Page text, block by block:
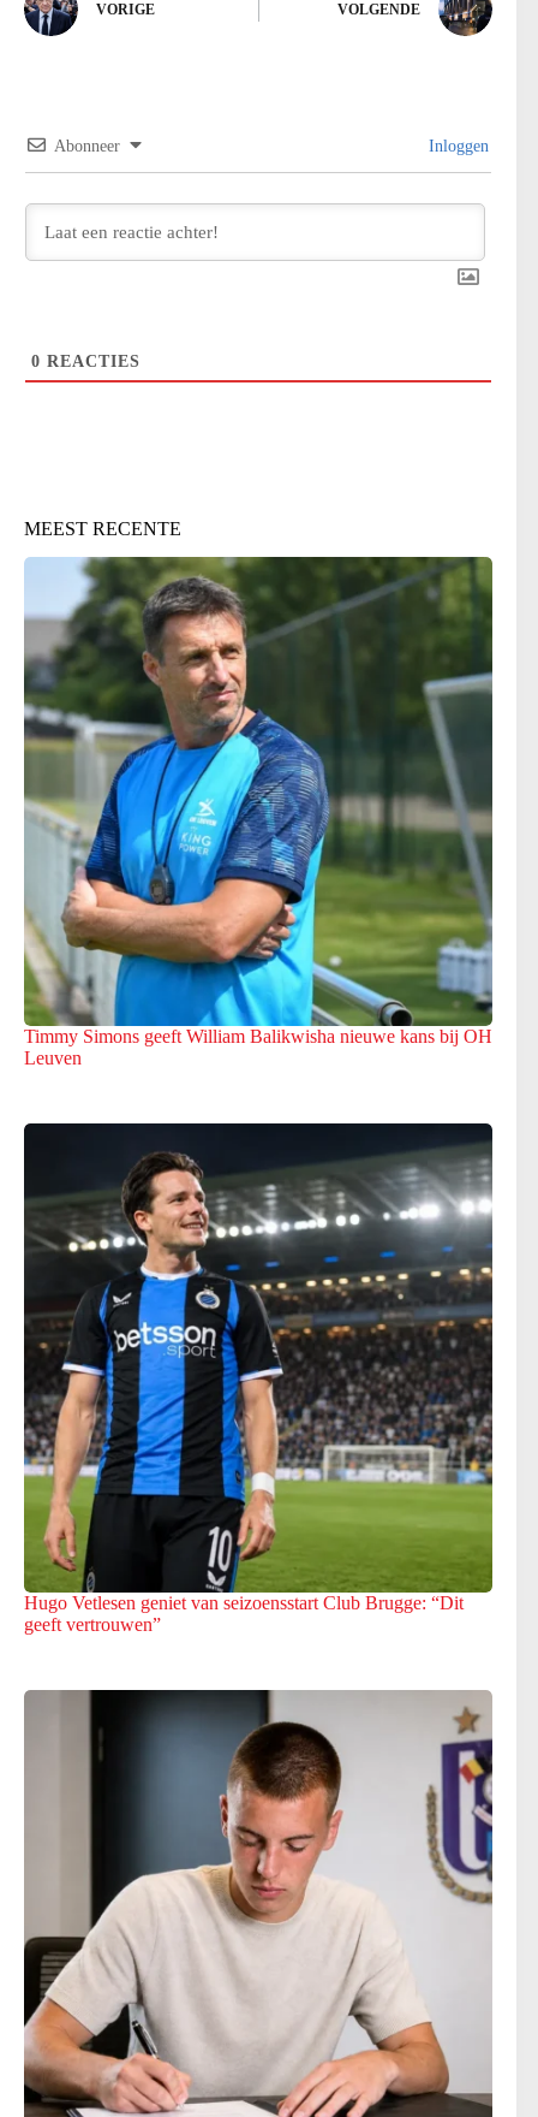
VORIGE VOLGENDE
Abonneer Inloggen
0 REACTIES
MEEST RECENTE
Timmy Simons geeft William Balikwisha nieuwe kans bij OH
Leuven
Hugo Vetlesen geniet van seizoensstart Club Brugge: “Dit
geeft vertrouwen”